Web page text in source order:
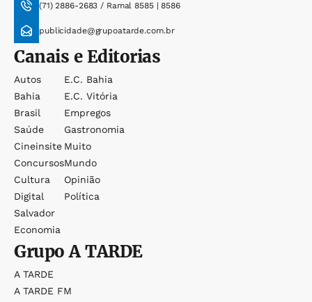
(71) 2886-2683 / Ramal 8585 | 8586
publicidade@grupoatarde.com.br
Canais e Editorias
Autos
Bahia
Brasil
Saúde
Cineinsite
Concursos
Cultura
Digital
Salvador
Economia
E.c. Bahia
E.c. Vitória
Empregos
Gastronomia
Muito
Mundo
Opinião
Política
GrupoA TARDE
A TARDE
A TARDE FM